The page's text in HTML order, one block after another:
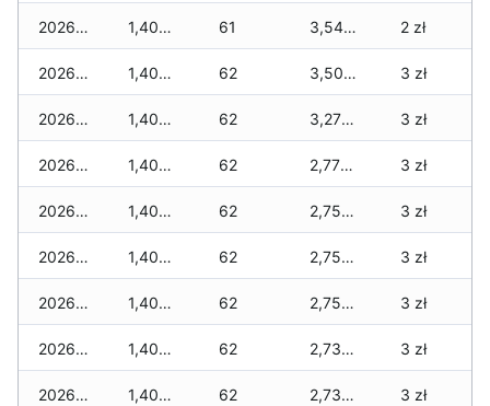
2026-03-09 1,400 zł 61 3,540 zł 2 zł
2026-03-08 1,400 zł 62 3,500 zł 3 zł
2026-03-07 1,400 zł 62 3,275 zł 3 zł
2026-03-06 1,400 zł 62 2,775 zł 3 zł
2026-03-05 1,400 zł 62 2,755 zł 3 zł
2026-03-04 1,400 zł 62 2,755 zł 3 zł
2026-03-03 1,400 zł 62 2,755 zł 3 zł
2026-03-02 1,400 zł 62 2,735 zł 3 zł
2026-03-01 1,400 zł 62 2,735 zł 3 zł